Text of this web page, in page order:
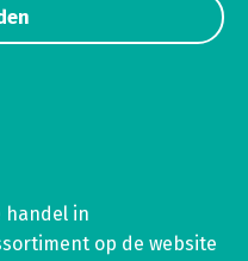
handel in
op de website